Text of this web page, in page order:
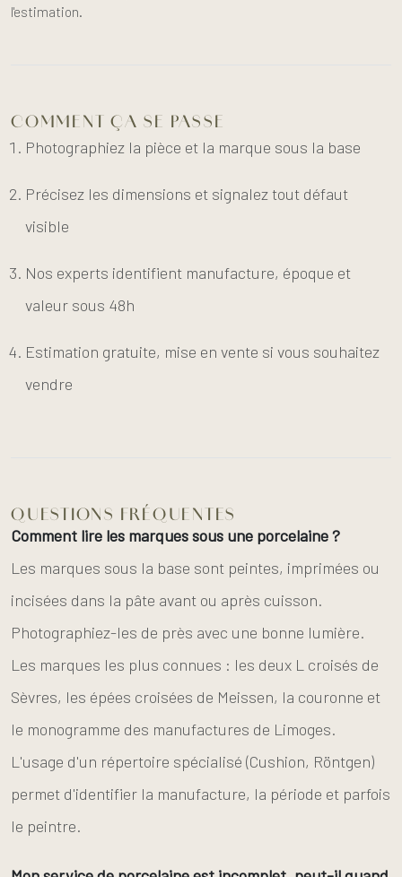
l'estimation.
COMMENT ÇA SE PASSE
Photographiez la pièce et la marque sous la base
Précisez les dimensions et signalez tout défaut
visible
Nos experts identifient manufacture, époque et
valeur sous 48h
Estimation gratuite, mise en vente si vous souhaitez
vendre
QUESTIONS FRÉQUENTES
Comment lire les marques sous une porcelaine ?
Les marques sous la base sont peintes, imprimées ou
incisées dans la pâte avant ou après cuisson.
Photographiez-les de près avec une bonne lumière.
Les marques les plus connues : les deux L croisés de
Sèvres, les épées croisées de Meissen, la couronne et
le monogramme des manufactures de Limoges.
L'usage d'un répertoire spécialisé (Cushion, Röntgen)
permet d'identifier la manufacture, la période et parfois
le peintre.